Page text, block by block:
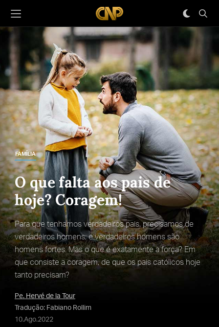
FAMÍLIA
O que falta aos pais de
hoje? Coragem!
Para que tenhamos verdadeiros pais, precisamos de
verdadeiros homens; e verdadeiros homens são
homens fortes. Mas o que é exatamente a força? Em
que consiste a coragem, de que os pais católicos hoje
tanto precisam?
Pe. Hervé de la Tour
Tradução: Fabiano Rollim
10.Ago.2022